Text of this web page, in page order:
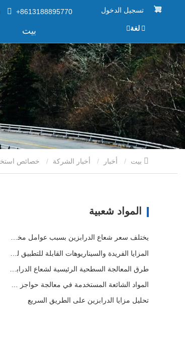
تسجيل الدخول +8613188895770
بيت لغة
أخبار أخبار الشركة
المواد شعبية
يختلف سعر شعاع الدرابزين بسبب عوامل مختلفة
تحليل مزايا الدرابزين على الطريق السريع